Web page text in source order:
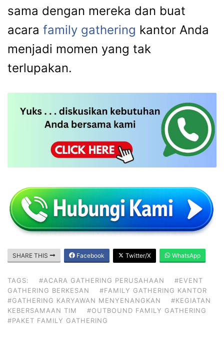
sama dengan mereka dan buat
acara family gathering kantor Anda
menjadi momen yang tak
terlupakan.
SHARE THIS Facebook Twitter/X WhatsApp
TAGS: #ACARA GATHERING PERUSAHAAN
#EVENT
GATHERING BERKESAN
#FAMILY GATHERING KANTOR
#GATHERING KARYAWAN MENYENANGKAN
#KEGIATAN
KEBERSAMAAN TIM
#OUTBOUND FAMILY GATHERING
#PAKET FAMILY GATHERING